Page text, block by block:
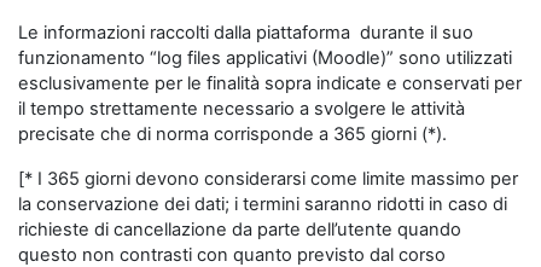
Le informazioni raccolti dalla piattaforma durante il suo
funzionamento “log files applicativi (Moodle)” sono utilizzati
esclusivamente per le finalità sopra indicate e conservati per
il tempo strettamente necessario a svolgere le attività
precisate che di norma corrisponde a 365 giorni (*).
[* I 365 giorni devono considerarsi come limite massimo per
la conservazione dei dati; i termini saranno ridotti in caso di
richieste di cancellazione da parte dell’utente quando
questo non contrasti con quanto previsto dal corso